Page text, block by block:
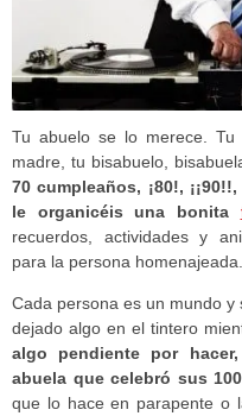
Tu abuelo se lo merece.
madre, tu bisabuelo,
70 cumpleaños, ¡80!,
le organicéis una bonita
recuerdos, actividades y
para la persona homenajeada.
Cada persona es un mundo
dejado algo en el tintero
algo pendiente por
abuela que celebró sus
que lo hace en parapente o